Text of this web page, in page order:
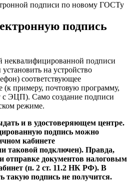
подписи по новому ГОСТу
подпись
неквалифицированной подписи
на устройство
соответствующее
(к примеру, почтовую программу,
ЭЦП). Само создание подписи
режиме.
и в удостоверяющем центре.
подпись можно
кабинете
таковой подключен). Правда,
отправке документов налоговым
(п. 2 ст. 11.2 НК РФ). В
такую подпись не получится.